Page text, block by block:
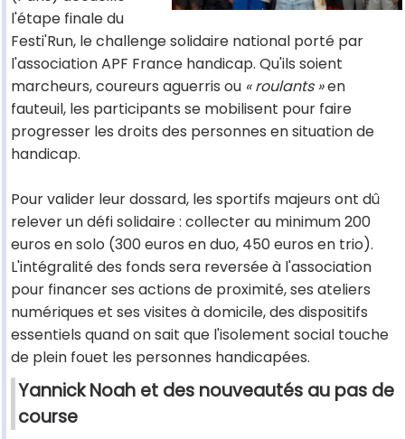
l'étape finale du
Festi'Run, le challenge solidaire national porté par
l'association APF France handicap. Qu'ils soient
marcheurs, coureurs aguerris ou « roulants »en
fauteuil, les participants se mobilisent pour faire
progresser les droits des personnes en situation de
handicap.
Pour valider leur dossard, les sportifs majeurs ont dû
relever un défi solidaire : collecter au minimum 200
euros en solo (300 euros en duo, 450 euros en trio).
L'intégralité des fonds sera reversée à l'association
pour financer ses actions de proximité, ses ateliers
numériques et ses visites à domicile, des dispositifs
essentiels quand on sait que l'isolement social touche
de plein fouet les personnes handicapées.
Yannick Noah et des nouveautés au pas de
course